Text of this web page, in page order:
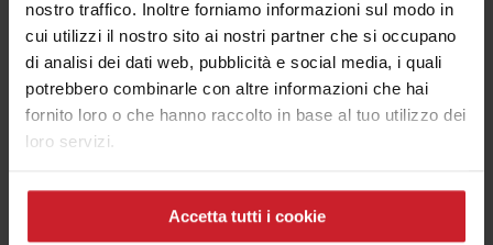
nostro traffico. Inoltre forniamo informazioni sul modo in
cui utilizzi il nostro sito ai nostri partner che si occupano
di analisi dei dati web, pubblicità e social media, i quali
potrebbero combinarle con altre informazioni che hai
fornito loro o che hanno raccolto in base al tuo utilizzo dei
loro servizi.
Accetta tutti i cookie
Quali prodotti puoi stampare?
La stampaDTF è molto versatilee ti da la possibilità
di stampare su molti Tessuti